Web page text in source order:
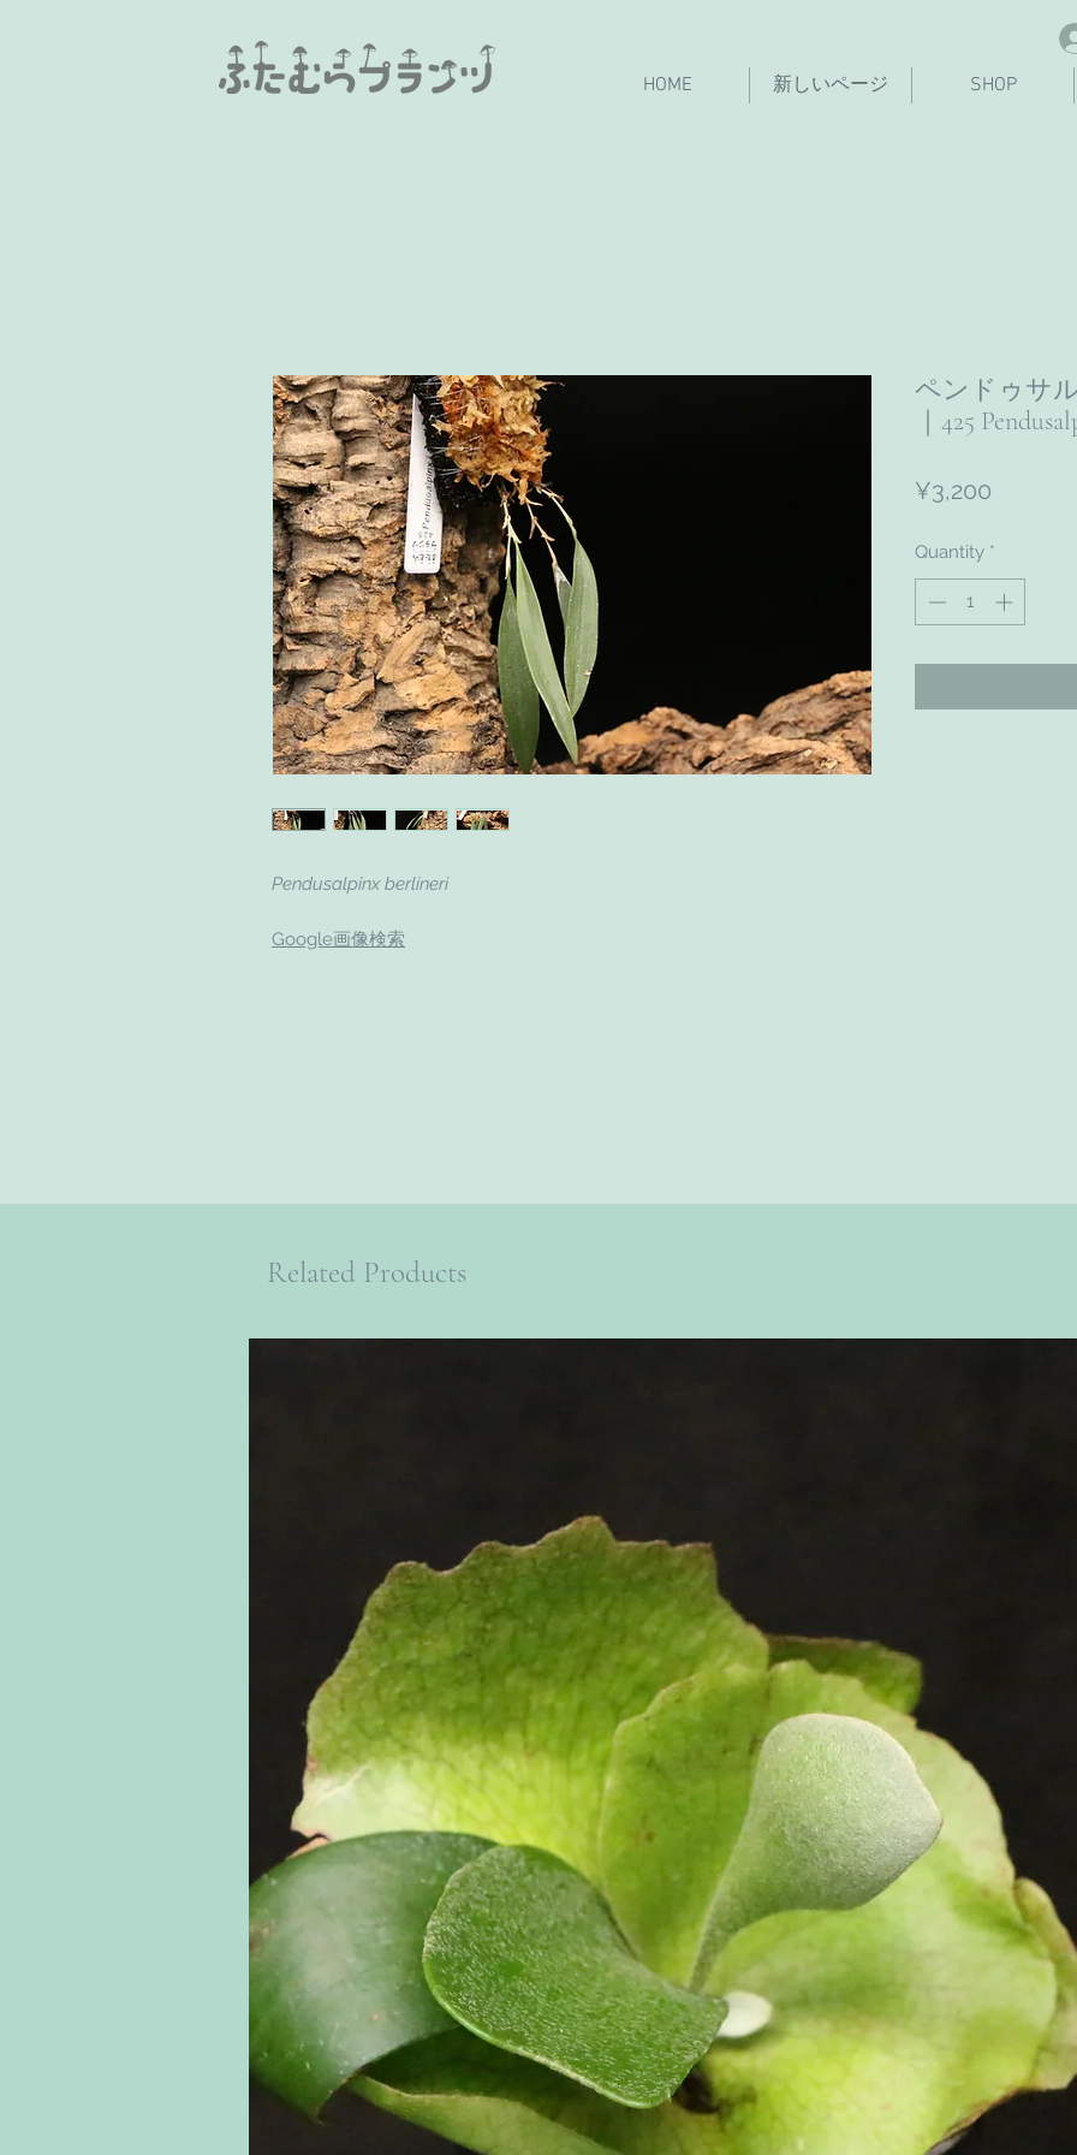
HOME 新しいページ SHOP
Pendusalpinx berlineri
Google画像検索
ペンドゥサ
｜425
¥3,200
Quantity *
Related Products